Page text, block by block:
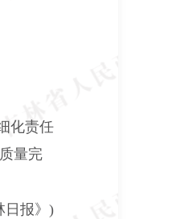
化责任
量完
报》 )